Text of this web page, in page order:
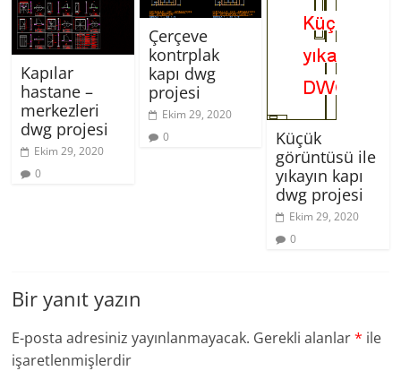
Kapılar
hastane –
merkezleri
dwg projesi
Ekim 29, 2020
0
Çerçeve
kontrplak
kapı dwg
projesi
Ekim 29, 2020
0
Küçük
görüntüsü ile
yıkayın kapı
dwg projesi
Ekim 29, 2020
0
Bir yanıt yazın
E-posta adresiniz yayınlanmayacak. Gerekli alanlar* ile
işaretlenmişlerdir